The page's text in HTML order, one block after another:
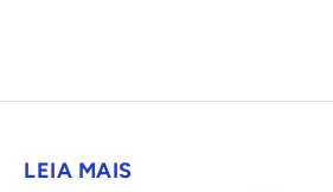
LEIA MAIS